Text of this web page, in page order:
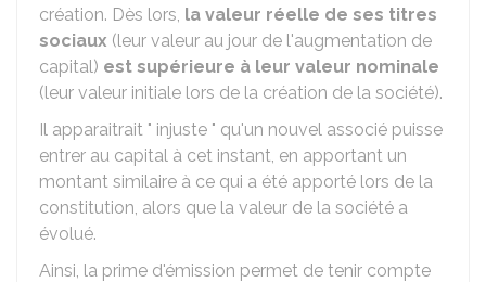
création. Dès lors, la valeur réelle de ses titres
sociaux (leur valeur au jour de l'augmentation de
capital) est supérieure à leur valeur nominale
(leur valeur initiale lors de la création de la société).
Il apparaitrait " injuste " qu'un nouvel associé puisse
entrer au capital à cet instant, en apportant un
montant similaire à ce qui a été apporté lors de la
constitution, alors que la valeur de la société a
évolué.
Ainsi, la prime d'émission permet de tenir compte